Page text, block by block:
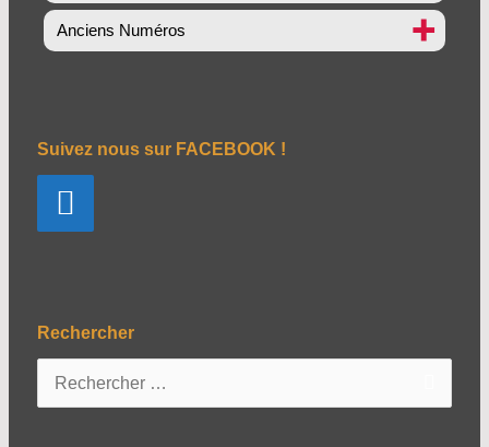
Anciens Numéros
Suivez nous sur FACEBOOK !
Rechercher